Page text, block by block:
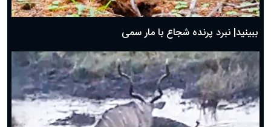
ببینید| نبرد پرنده شجاع با مار سمی